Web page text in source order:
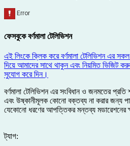
ফেসবুকে বর্ণমালা টেলিভিশন
এই লিংকে ক্লিক করে বর্ণমালা টেলিভিশন এর
দিয়ে আমাদের সাথে থাকুন এবং নিয়মিত ভিজিট
সুযোগ করে দিন।
বর্ণমালা টেলিভিশন এর সংবিধান ও জনমতের প্রতি
এবং উষ্কানীমূলক কোনো বক্তব্য না করার জন্য
যেকোনো ধরণের আপত্তিকর মন্তব্য মডারেশনের
ট্যাগ: